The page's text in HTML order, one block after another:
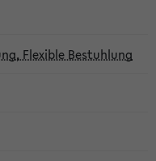
Flexible Bestuhlung